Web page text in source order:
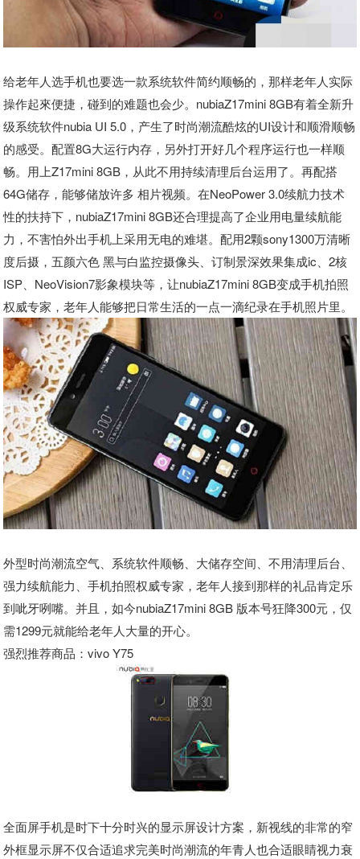
给老年人选手机也要选一款系统软件简约顺畅的，那样老年人实际
操作起來便捷，碰到的难题也会少。nubiaZ17mini 8GB有着全新升
级系统软件nubia UI 5.0，产生了时尚潮流酷炫的UI设计和顺滑顺畅
的感受。配置8G大运行内存，另外打开好几个程序运行也一样顺
畅。用上Z17mini 8GB，从此不用持续清理后台运用了。再配搭
64G储存，能够储放许多 相片视频。在NeoPower 3.0续航力技术
性的扶持下，nubiaZ17mini 8GB还合理提高了企业用电量续航能
力，不害怕外出手机上采用无电的难堪。配用2颗sony1300万清晰
度后摄，五颜六色 黑与白监控摄像头、订制景深效果集成ic、2核
ISP、NeoVision7影象模块等，让nubiaZ17mini 8GB变成手机拍照
权威专家，老年人能够把日常生活的一点一滴纪录在手机照片里。
外型时尚潮流空气、系统软件顺畅、大储存空间、不用清理后台、
强力续航能力、手机拍照权威专家，老年人接到那样的礼品肯定乐
到呲牙咧嘴。并且，如今nubiaZ17mini 8GB 版本号狂降300元，仅
需1299元就能给老年人大量的开心。
强烈推荐商品：vivo Y75
全面屏手机是时下十分时兴的显示屏设计方案，新视线的非常的窄
外框显示屏不仅合适追求完美时尚潮流的年青人也合适眼睛视力衰